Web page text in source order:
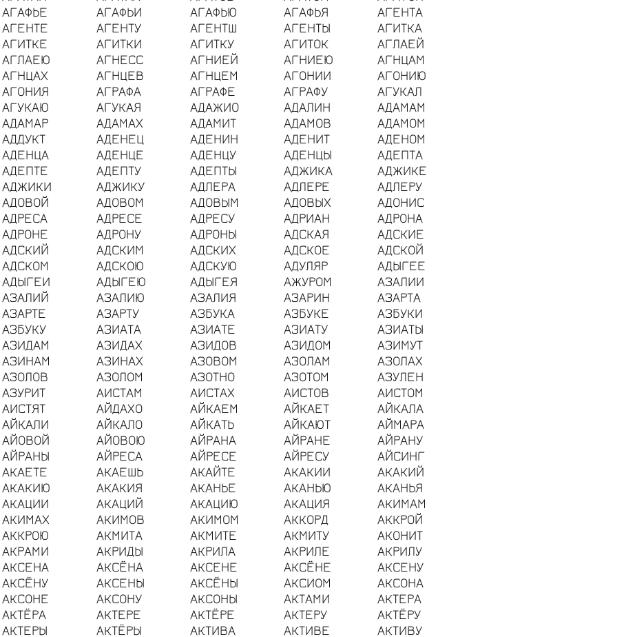
АГАФЬЕ
АГАФЬИ АГАФЬЮ АГАФЬЯ
АГЕНТА
АГЕНТЕ
АГЕНТУ АГЕНТШ АГЕНТЫ
АГИТКА
АГИТКЕ
АГИТКИ АГИТКУ АГИТОК
АГЛАЕЙ
АГЛАЕЮ
АГНЕСС АГНИЕЙ АГНИЕЮ
АГНЦАМ
АГНЦАХ
АГНЦЕВ АГНЦЕМ АГОНИИ
АГОНИЮ
АГОНИЯ
АГРАФА АГРАФЕ АГРАФУ
АГУКАЛ
АГУКАЮ
АГУКАЯ АДАЖИО АДАЛИН
АДАМАМ
АДАМАР
АДАМАХ АДАМИТ АДАМОВ
АДАМОМ
АДДУКТ
АДЕНЕЦ АДЕНИН АДЕНИТ
АДЕНОМ
АДЕНЦА
АДЕНЦЕ АДЕНЦУ АДЕНЦЫ
АДЕПТА
АДЕПТЕ
АДЕПТУ АДЕПТЫ АДЖИКА
АДЖИКЕ
АДЖИКИ
АДЖИКУ АДЛЕРА АДЛЕРЕ
АДЛЕРУ
АДОВОЙ
АДОВОМ АДОВЫМ АДОВЫХ
АДОНИС
АДРЕСА
АДРЕСЕ АДРЕСУ АДРИАН
АДРОНА
АДРОНЕ
АДРОНУ АДРОНЫ АДСКАЯ
АДСКИЕ
АДСКИЙ
АДСКИМ АДСКИХ АДСКОЕ
АДСКОЙ
АДСКОМ
АДСКОЮ АДСКУЮ АДУЛЯР
АДЫГЕЕ
АДЫГЕИ
АДЫГЕЮ АДЫГЕЯ АЖУРОМ
АЗАЛИИ
АЗАЛИЙ
АЗАЛИЮ АЗАЛИЯ АЗАРИН
АЗАРТА
АЗАРТЕ
АЗАРТУ АЗБУКА АЗБУКЕ
АЗБУКИ
АЗБУКУ
АЗИАТА АЗИАТЕ АЗИАТУ
АЗИАТЫ
АЗИДАМ
АЗИДАХ АЗИДОВ АЗИДОМ
АЗИМУТ
АЗИНАМ
АЗИНАХ АЗОВОМ АЗОЛАМ
АЗОЛАХ
АЗОЛОВ
АЗОЛОМ АЗОТНО АЗОТОМ
АЗУЛЕН
АЗУРИТ
АИСТАМ АИСТАХ АИСТОВ
АИСТОМ
АИСТЯТ
АЙДАХО АЙКАЕМ АЙКАЕТ
АЙКАЛА
АЙКАЛИ
АЙКАЛО АЙКАТЬ АЙКАЮТ
АЙМАРА
АЙОВОЙ
АЙОВОЮ АЙРАНА АЙРАНЕ
АЙРАНУ
АЙРАНЫ
АЙРЕСА АЙРЕСЕ АЙРЕСУ
АЙСИНГ
АКАЕТЕ
АКАЕШЬ АКАЙТЕ АКАКИИ
АКАКИЙ
АКАКИЮ
АКАКИЯ АКАНЬЕ АКАНЬЮ
АКАНЬЯ
АКАЦИИ
АКАЦИЙ АКАЦИЮ АКАЦИЯ
АКИМАМ
АКИМАХ
АКИМОВ АКИМОМ АККОРД
АККРОЙ
АККРОЮ
АКМИТА АКМИТЕ АКМИТУ
АКОНИТ
АКРАМИ
АКРИДЫ АКРИЛА АКРИЛЕ
АКРИЛУ
АКСЕНА
АКСЁНА АКСЕНЕ АКСЁНЕ
АКСЕНУ
АКСЁНУ
АКСЕНЫ АКСЁНЫ АКСИОМ
АКСОНА
АКСОНЕ
АКСОНУ АКСОНЫ АКТАМИ
АКТЕРА
АКТЁРА
АКТЕРЕ АКТЁРЕ АКТЕРУ
АКТЁРУ
АКТЕРЫ
АКТЁРЫ АКТИВА АКТИВЕ
АКТИВУ